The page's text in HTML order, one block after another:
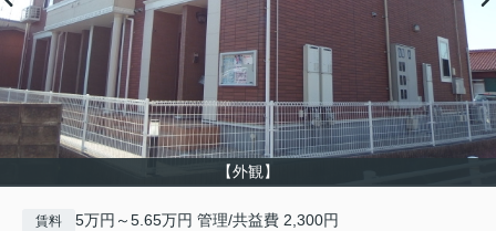
【外観】
賃料 5万円～5.65万円 管理/共益費 2,300円